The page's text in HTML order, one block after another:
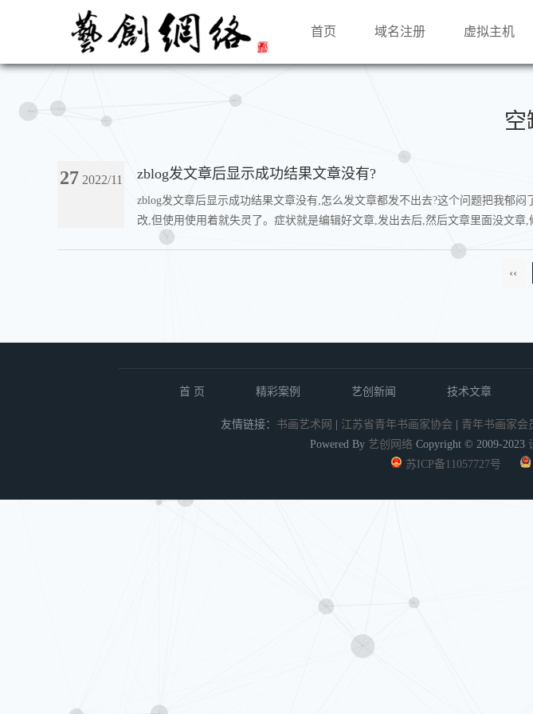
首页 域名注册 虚拟主机
空
27 2022/11 zblog发文章后显示成功结果文章没有?
zblog发文章后显示成功结果文章没有,怎么发文章都发不出去?这个问题把我郁
改,但使用使用着就失灵了。症状就是编辑好文章,发出去后,然后文章里面没文章
‹‹
首 页 精彩案例 艺创新闻 技术文章
友情链接： 书画艺术网 江苏省青年书画家协会 青年书画家会
Powered By 艺创网络 Copyright © 2009-2023
苏ICP备11057727号